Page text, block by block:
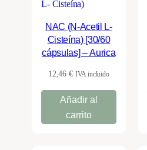
NAC (N-Acetil L-
Cisteína) [30/60
cápsulas] – Aurica
12,46€ IVA incluido
Añadir al
carrito